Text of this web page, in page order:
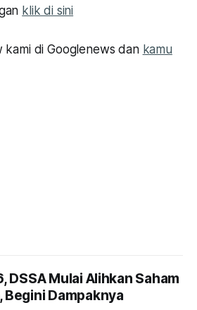
klik di sini
kami di Googlenews dan kamu
DSSA Mulai Alihkan Saham
Dampaknya